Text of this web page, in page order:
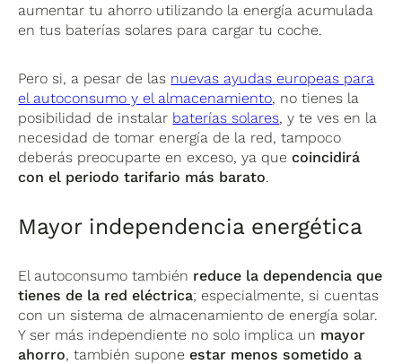
aumentar tu ahorro utilizando la energía acumulada
en tus baterías solares para cargar tu coche.
Pero si, a pesar de las nuevas ayudas europeas para
el autoconsumo y el almacenamiento, no tienes la
posibilidad de instalar baterías solares, y te ves en la
necesidad de tomar energía de la red, tampoco
deberás preocuparte en exceso, ya quecoincidirá
con el periodo tarifario más barato.
Mayor independencia energética
El autoconsumo también reduce la dependencia que
tienes de la red eléctrica; especialmente, si cuentas
con un sistema de almacenamiento de energía solar.
Y ser más independiente no solo implica un mayor
ahorro, también suponeestar menos sometido a